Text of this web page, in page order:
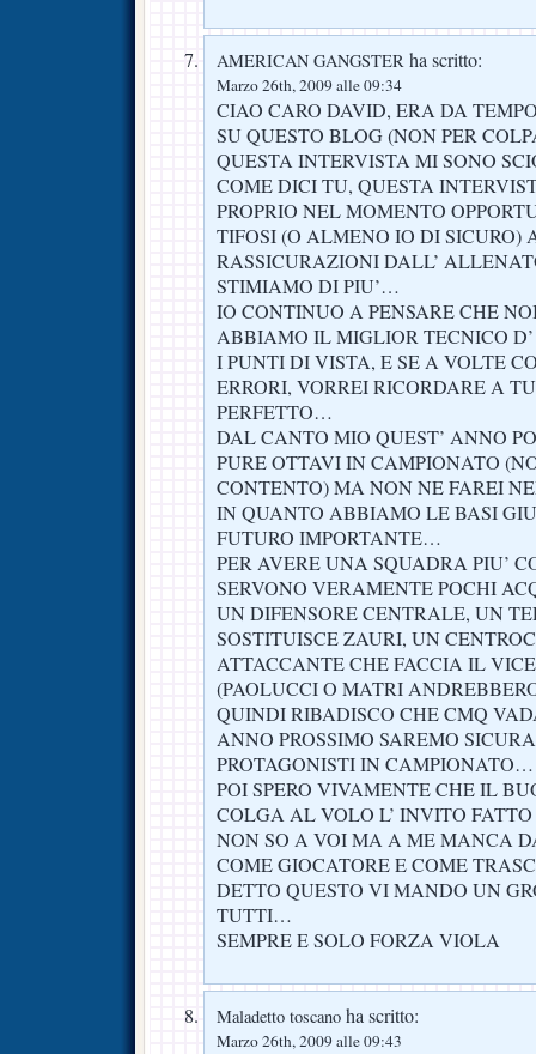
AMERICAN GANGSTER ha scritto:
Marzo 26th, 2009 alle 09:34
CIAO CARO DAVID, ERA DA
SU QUESTO BLOG (NON PER
QUESTA INTERVISTA MI SONO
COME DICI TU, QUESTA
PROPRIO NEL MOMENTO
TIFOSI (O ALMENO IO DI SICURO)
RASSICURAZIONI DALL’
STIMIAMO DI PIU’…
IO CONTINUO A PENSARE CHE
ABBIAMO IL MIGLIOR TECNICO
I PUNTI DI VISTA, E SE A VOLTE
ERRORI, VORREI RICORDARE A
PERFETTO…
DAL CANTO MIO QUEST’ ANNO
PURE OTTAVI IN CAMPIONATO
CONTENTO) MA NON NE FAREI
IN QUANTO ABBIAMO LE BASI
FUTURO IMPORTANTE…
PER AVERE UNA SQUADRA PIU’
SERVONO VERAMENTE POCHI
UN DIFENSORE CENTRALE, UN
SOSTITUISCE ZAURI, UN
ATTACCANTE CHE FACCIA IL
(PAOLUCCI O MATRI
QUINDI RIBADISCO CHE CMQ
ANNO PROSSIMO SAREMO
PROTAGONISTI IN CAMPIONATO…
POI SPERO VIVAMENTE CHE IL
COLGA AL VOLO L’ INVITO
NON SO A VOI MA A ME MANCA
COME GIOCATORE E COME
DETTO QUESTO VI MANDO UN
TUTTI…
SEMPRE E SOLO FORZA VIOLA
Maladetto toscano ha scritto:
Marzo 26th, 2009 alle 09:43